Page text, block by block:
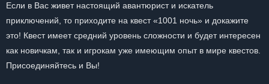
Если в Вас живет настоящий авантюрист и искатель
приключений, то приходите на квест «1001 ночь» и докажите
это! Квест имеет средний уровень сложности и будет интересен
как новичкам, так и игрокам уже имеющим опыт в мире квестов.
Присоединяйтесь и Вы!